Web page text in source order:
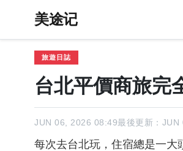
美途记
旅遊日誌
台北平價商旅完
JUN 06, 2026 08:49最後更新：
每次去台北玩，住宿總是一大